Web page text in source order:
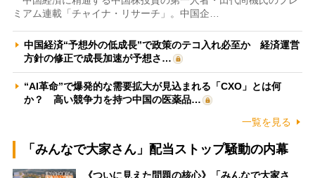
ミアム連載「チャイナ・リサーチ」。中国企…
中国経済“予想外の低成長”で政策のテコ入れ必至か 経済運営
方針の修正で成長加速が予想さ…
“AI革命”で爆発的な需要拡大が見込まれる「CXO」とは何
か？ 高い競争力を持つ中国の医薬品…
一覧を見る
「みんなで大家さん」配当ストップ騒動の内幕
《ついに見えた問題の核心》「みんなで大家さ